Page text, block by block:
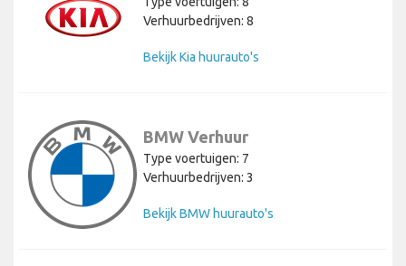
Verhuurbedrijven: 8
Bekijk Kia huurauto's
BMW Verhuur
Type voertuigen: 7
Verhuurbedrijven: 3
Bekijk BMW huurauto's